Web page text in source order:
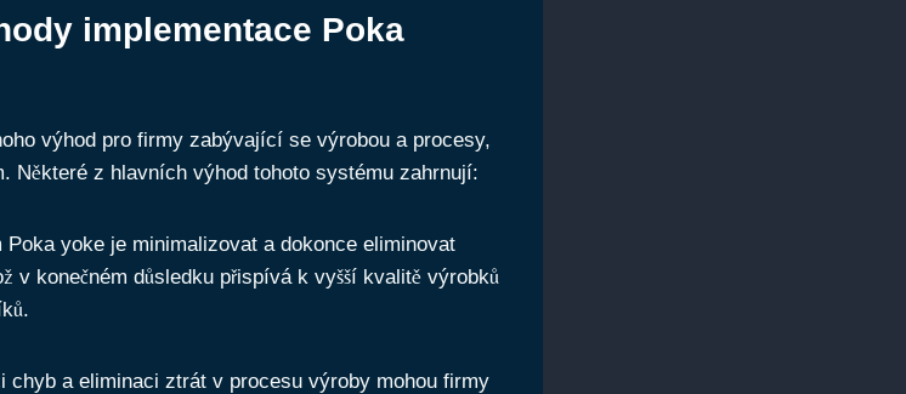
implementace Poka
výhod pro firmy zabývající se výrobou a procesy,
Některé z hlavních výhod tohoto systému zahrnují:
yoke je minimalizovat a dokonce eliminovat
v konečném důsledku přispívá k vyšší kvalitě výrobků
chyb a eliminaci ztrát v procesu výroby mohou firmy